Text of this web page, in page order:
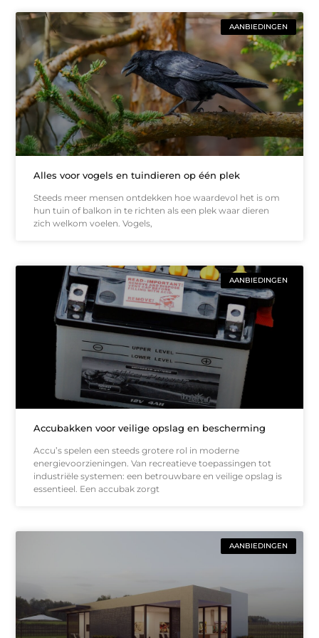
AANBIEDINGEN
Alles voor vogels en tuindieren op één plek
Steeds meer mensen ontdekken hoe waardevol het is om
hun tuin of balkon in te richten als een plek waar dieren
zich welkom voelen. Vogels,
AANBIEDINGEN
Accubakken voor veilige opslag en bescherming
Accu’s spelen een steeds grotere rol in moderne
energievoorzieningen. Van recreatieve toepassingen tot
industriële systemen: een betrouwbare en veilige opslag is
essentieel. Een accubak zorgt
AANBIEDINGEN